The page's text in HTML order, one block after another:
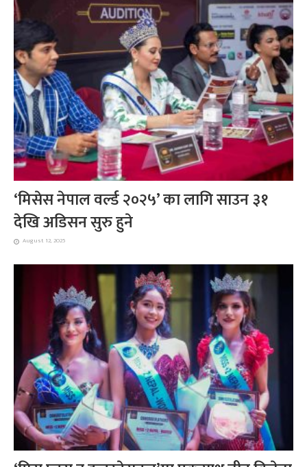
‘मिसेस नेपाल वर्ल्ड २०२५’ का लागि साउन ३१
देखि अडिसन सुरु हुने
August 12, 2025